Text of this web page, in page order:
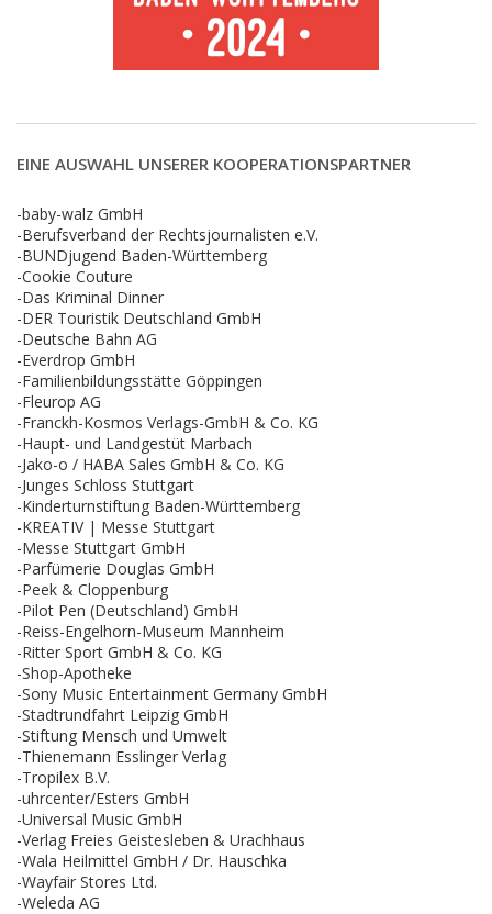
EINE AUSWAHL UNSERER KOOPERATIONSPARTNER
-baby-walz GmbH
-Berufsverband der Rechtsjournalisten e.V.
-BUNDjugend Baden-Württemberg
-Cookie Couture
-Das Kriminal Dinner
-DER Touristik Deutschland GmbH
-Deutsche Bahn AG
-Everdrop GmbH
-Familienbildungsstätte Göppingen
-Fleurop AG
-Franckh-Kosmos Verlags-GmbH & Co. KG
-Haupt- und Landgestüt Marbach
-Jako-o / HABA Sales GmbH & Co. KG
-Junges Schloss Stuttgart
-Kinderturnstiftung Baden-Württemberg
-KREATIV | Messe Stuttgart
-Messe Stuttgart GmbH
-Parfümerie Douglas GmbH
-Peek & Cloppenburg
-Pilot Pen (Deutschland) GmbH
-Reiss-Engelhorn-Museum Mannheim
-Ritter Sport GmbH & Co. KG
-Shop-Apotheke
-Sony Music Entertainment Germany GmbH
-Stadtrundfahrt Leipzig GmbH
-Stiftung Mensch und Umwelt
-Thienemann Esslinger Verlag
-Tropilex B.V.
-uhrcenter/Esters GmbH
-Universal Music GmbH
-Verlag Freies Geistesleben & Urachhaus
-Wala Heilmittel GmbH / Dr. Hauschka
-Wayfair Stores Ltd.
-Weleda AG